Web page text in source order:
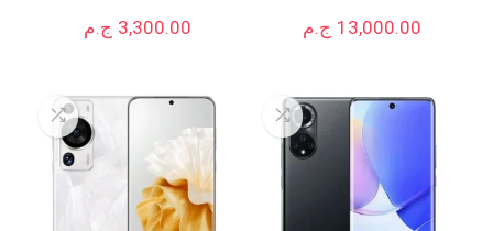
ج.م 13,000.00 ج.م 3,300.00